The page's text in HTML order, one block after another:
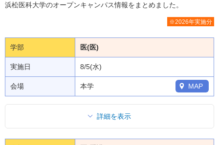
浜松医科大学のオープンキャンパス情報をまとめました。
※2026年実施分
学部 医(医)
実施日 8/5(水)
会場 本学 MAP
詳細を表示